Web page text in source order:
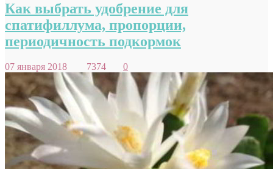
Как выбрать удобрение для
спатифиллума, пропорции,
периодичность подкормок
07 января 2018 7374 0